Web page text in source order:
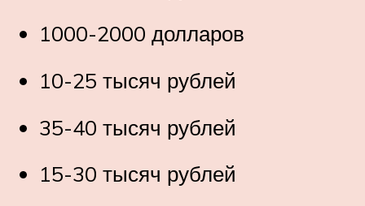
1000-2000 долларов
10-25 тысяч рублей
35-40 тысяч рублей
15-30 тысяч рублей